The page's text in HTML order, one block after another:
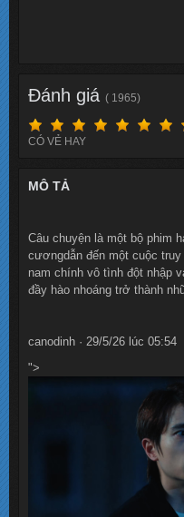
Đánh giá ( 1965)
CÓ VẺ HAY
MÔ TẢ
Câu chuyện là một bộ phim
cươngdẫn đến một cuộc
nam chính vô tình đột nhập
đầy hào nhoáng trở thành
canodinh · 29/5/26 lúc 05:54
">